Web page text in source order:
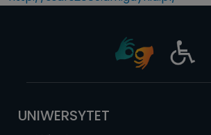
UNIWERSYTET